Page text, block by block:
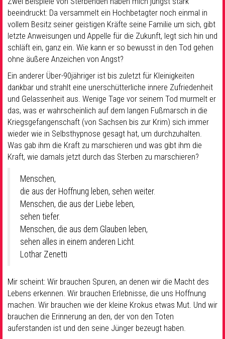
beeindruckt: Da versammelt ein Hochbetagter noch einmal in
vollem Besitz seiner geistigen Kräfte seine Familie um sich, gibt
letzte Anweisungen und Appelle für die Zukunft, legt sich hin und
schläft ein, ganz ein. Wie kann er so bewusst in den Tod gehen
ohne äußere Anzeichen von Angst?
Ein anderer Über-90jähriger ist bis zuletzt für Kleinigkeiten
dankbar und strahlt eine unerschütterliche innere Zufriedenheit
und Gelassenheit aus. Wenige Tage vor seinem Tod murmelt er
das, was er wahrscheinlich auf dem langen Fußmarsch in die
Kriegsgefangenschaft (von Sachsen bis zur Krim) sich immer
wieder wie in Selbsthypnose gesagt hat, um durchzuhalten.
Was gab ihm die Kraft zu marschieren und was gibt ihm die
Kraft, wie damals jetzt durch das Sterben zu marschieren?
Menschen,
die aus der Hoffnung leben, sehen weiter.
Menschen, die aus der Liebe leben,
sehen tiefer.
Menschen, die aus dem Glauben leben,
sehen alles in einem anderen Licht.
Lothar Zenetti
Mir scheint: Wir brauchen Spuren, an denen wir die Macht des
Lebens erkennen. Wir brauchen Erlebnisse, die uns Hoffnung
machen. Wir brauchen wie der kleine Krokus etwas Mut. Und wir
brauchen die Erinnerung an den, der von den Toten
auferstanden ist und den seine Jünger bezeugt haben.